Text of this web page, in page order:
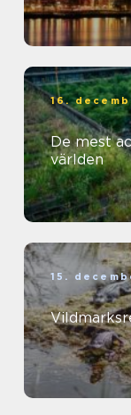
16.
De mest
världen
15.